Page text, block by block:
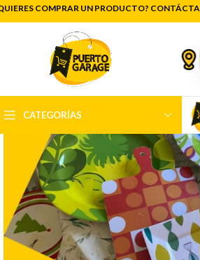
COMPRAR UN PRODUCTO?
CATEGORÍAS